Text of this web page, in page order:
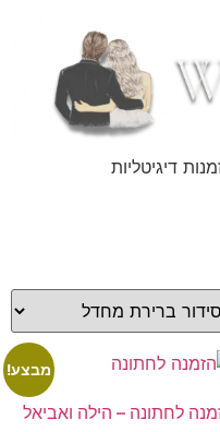
דיגיטליות
מבצע!
לחתונה – הילה ואביאל